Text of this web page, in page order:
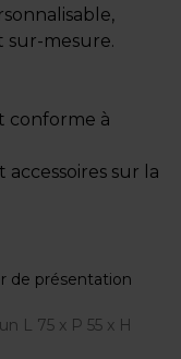
sur-mesure.
conforme à
sur la
de présentation
L 75 x P 55 x H